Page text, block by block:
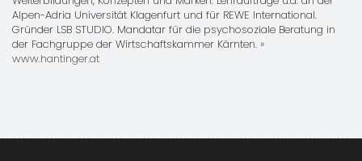
Alpen-Adria Universität Klagenfurt und für REWE International.
Gründer LSB STUDIO. Mandatar für die psychosoziale Beratung in
der Fachgruppe der Wirtschaftskammer Kärnten. »
www.hantinger.at